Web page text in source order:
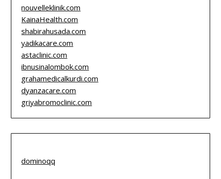
nouvelleklinik.com
KainaHealth.com
shabirahusada.com
yadikacare.com
astaclinic.com
ibnusinalombok.com
grahamedicalkurdi.com
dyanzacare.com
griyabromoclinic.com
dominoqq